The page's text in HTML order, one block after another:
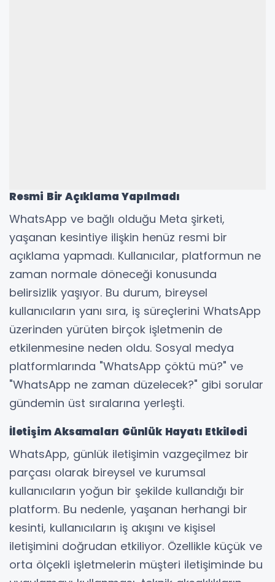
Resmi Bir Açıklama Yapılmadı
WhatsApp ve bağlı olduğu Meta şirketi,
yaşanan kesintiye ilişkin henüz resmi bir
açıklama yapmadı. Kullanıcılar, platformun ne
zaman normale döneceği konusunda
belirsizlik yaşıyor. Bu durum, bireysel
kullanıcıların yanı sıra, iş süreçlerini WhatsApp
üzerinden yürüten birçok işletmenin de
etkilenmesine neden oldu. Sosyal medya
platformlarında "WhatsApp çöktü mü?" ve
"WhatsApp ne zaman düzelecek?" gibi sorular
gündemin üst sıralarına yerleşti.
İletişim Aksamaları Günlük Hayatı Etkiledi
WhatsApp, günlük iletişimin vazgeçilmez bir
parçası olarak bireysel ve kurumsal
kullanıcıların yoğun bir şekilde kullandığı bir
platform. Bu nedenle, yaşanan herhangi bir
kesinti, kullanıcıların iş akışını ve kişisel
iletişimini doğrudan etkiliyor. Özellikle küçük ve
orta ölçekli işletmelerin müşteri iletişiminde bu